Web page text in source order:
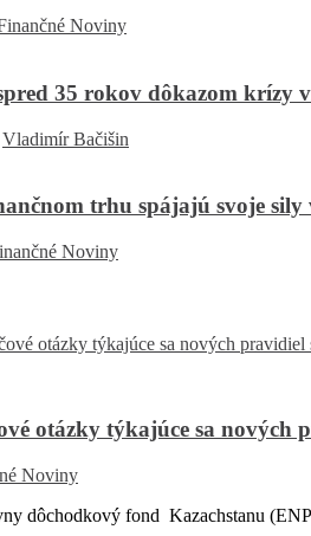
Noviny
35 rokov dôkazom krízy
Vladimír Bačišin
trhu spájajú svoje
Noviny
otázky týkajúce sa nových
Noviny
dôchodkový fond Kazachstanu